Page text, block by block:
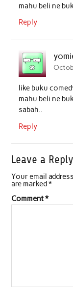
mahu beli ne
Reply
like buku
mahu beli ne
sabah..
Reply
Leave a Reply
Your email
are marked*
Comment*